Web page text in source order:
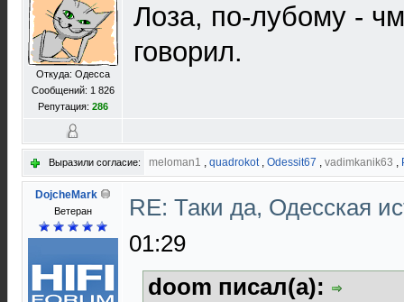
Откуда: Одесса
Сообщений: 1 826
Репутация: 286
Лоза, по-лубому -
говорил.
Выразили согласие: meloman1 , quadrokot, Odessit67 , vadimkanik63 ,
DojcheMark
Ветеран
RE: Таки да, Одесская
01:29
doom писал(а):